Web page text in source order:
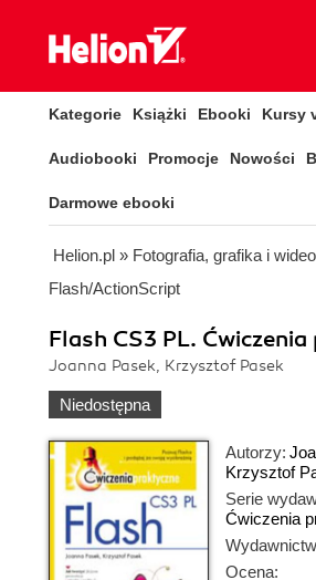
Kategorie Książki Ebooki Kursy
Audiobooki Promocje Nowości
Darmowe ebooki
Helion.pl » Fotografia, grafika i wideo
Flash/ActionScript
Flash CS3 PL.
Joanna Pasek, Krzysztof Pasek
Niedostępna
Autorzy:
Krzysztof
Serie
Ćwiczenia
Ocena: